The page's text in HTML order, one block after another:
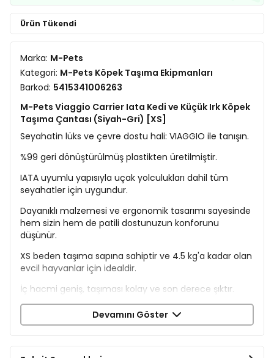
Ürün Tükendi
Marka: M-Pets
Kategori: M-Pets Köpek Taşıma Ekipmanları
Barkod: 5415341006263
M-Pets Viaggio Carrier Iata Kedi ve Küçük Irk Köpek
Taşıma Çantası (Siyah-Gri) [XS]
Seyahatin lüks ve çevre dostu hali: VIAGGIO ile tanışın.
%99 geri dönüştürülmüş plastikten üretilmiştir.
IATA uyumlu yapısıyla uçak yolculukları dahil tüm
seyahatler için uygundur.
Dayanıklı malzemesi ve ergonomik tasarımı sayesinde
hem sizin hem de patili dostunuzun konforunu
düşünür.
XS beden taşıma sapına sahiptir ve 4.5 kg'a kadar olan
evcil hayvanlar için idealdir.
İç hacmi geniş, taşıması kolay ve son derece şıktır.
Ürün Ölçüleri
Devamını Göster